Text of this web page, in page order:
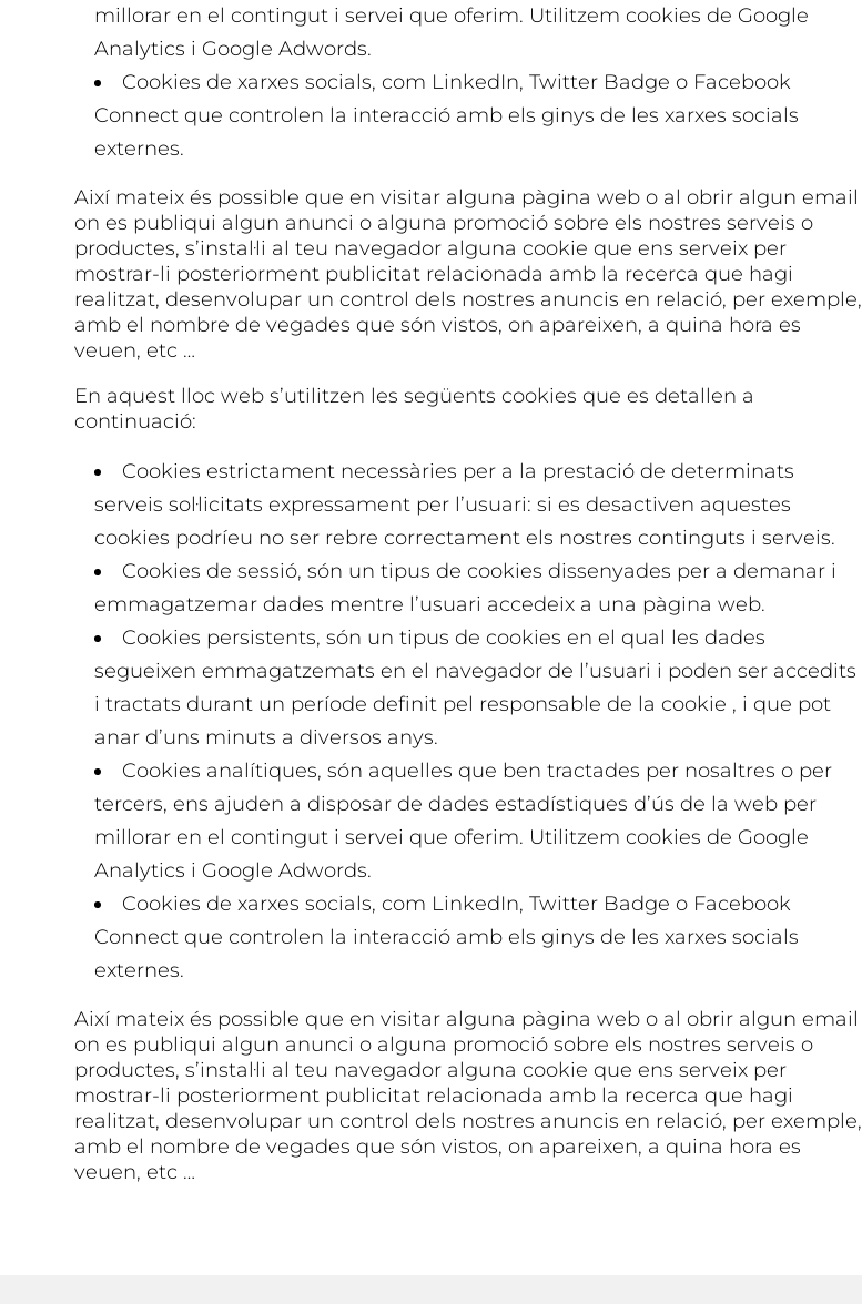
millorar en el contingut i servei que oferim. Utilitzem cookies de Google
Analytics i Google Adwords.
Cookies de xarxes socials, com LinkedIn, Twitter Badge o Facebook
Connect que controlen la interacció amb els ginys de les xarxes socials
externes.
Així mateix és possible que en visitar alguna pàgina web o al obrir algun email
on es publiqui algun anunci o alguna promoció sobre els nostres serveis o
productes, s’instal·li al teu navegador alguna cookie que ens serveix per
mostrar-li posteriorment publicitat relacionada amb la recerca que hagi
realitzat, desenvolupar un control dels nostres anuncis en relació, per exemple,
amb el nombre de vegades que són vistos, on apareixen, a quina hora es
veuen, etc …
En aquest lloc web s’utilitzen les següents cookies que es detallen a
continuació:
Cookies estrictament necessàries per a la prestació de determinats
serveis sol·licitats expressament per l’usuari: si es desactiven aquestes
cookies podríeu no ser rebre correctament els nostres continguts i serveis.
Cookies de sessió, són un tipus de cookies dissenyades per a demanar i
emmagatzemar dades mentre l’usuari accedeix a una pàgina web.
Cookies persistents, són un tipus de cookies en el qual les dades
segueixen emmagatzemats en el navegador de l’usuari i poden ser accedits
i tractats durant un període definit pel responsable de la cookie , i que pot
anar d’uns minuts a diversos anys.
Cookies analítiques, són aquelles que ben tractades per nosaltres o per
tercers, ens ajuden a disposar de dades estadístiques d’ús de la web per
millorar en el contingut i servei que oferim. Utilitzem cookies de Google
Analytics i Google Adwords.
Cookies de xarxes socials, com LinkedIn, Twitter Badge o Facebook
Connect que controlen la interacció amb els ginys de les xarxes socials
externes.
Així mateix és possible que en visitar alguna pàgina web o al obrir algun email
on es publiqui algun anunci o alguna promoció sobre els nostres serveis o
productes, s’instal·li al teu navegador alguna cookie que ens serveix per
mostrar-li posteriorment publicitat relacionada amb la recerca que hagi
realitzat, desenvolupar un control dels nostres anuncis en relació, per exemple,
amb el nombre de vegades que són vistos, on apareixen, a quina hora es
veuen, etc …